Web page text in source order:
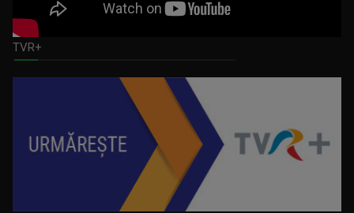
CU CĂRȚILE PE FAȚĂ
O emisiune despre cultură și creatorii ...
Pasiunea pentru călătorii o are de când se ...
TVR+